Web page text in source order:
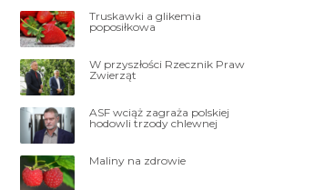
Truskawki a glikemia
poposiłkowa
W przyszłości Rzecznik Praw
Zwierząt
ASF wciąż zagraża polskiej
hodowli trzody chlewnej
Maliny na zdrowie